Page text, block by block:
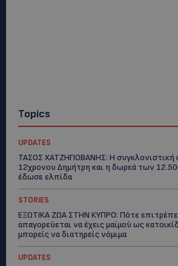
Topics
UPDATES
ΤΑΣΟΣ ΧΑΤΖΗΓΙΟΒΑΝΗΣ: Η συγκλονιστική
12χρονου Δημήτρη και η δωρεά των
έδωσε ελπίδα
STORIES
ΕΞΩΤΙΚΑ ΖΩΑ ΣΤΗΝ ΚΥΠΡΟ: Πότε
απαγορεύεται να έχεις μαϊμού ως
μπορείς να διατηρείς νόμιμα
UPDATES